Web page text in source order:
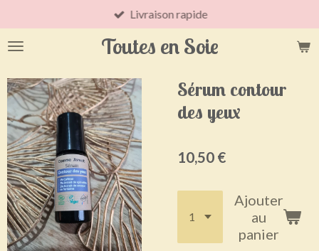
au
contenu
Toutes en Soie
Livraison rapide
Sérum contour
des yeux
10,50 €
Ajouter
au
panier